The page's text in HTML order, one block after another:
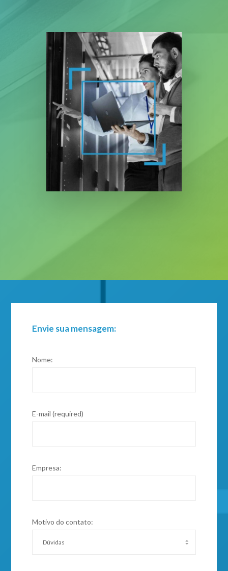
Envie sua mensagem:
Nome:
E-mail (required)
Empresa:
Motivo do contato: